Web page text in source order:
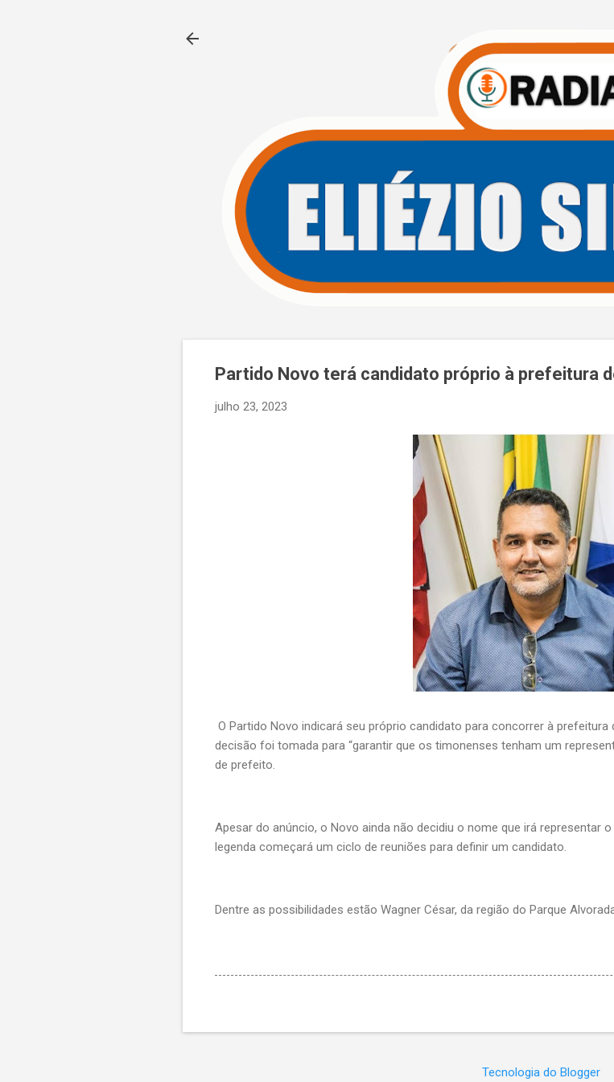
Partido Novo terá candidato próprio à prefeitura
julho 23, 2023
O Partido Novo indicará seu próprio candidato para concorrer à prefeitura
decisão foi tomada para “garantir que os timonenses tenham um
de prefeito.
Apesar do anúncio, o Novo ainda não decidiu o nome que irá representar
legenda começará um ciclo de reuniões para definir um candidato.
Dentre as possibilidades estão Wagner César, da região do Parque
Tecnologia do Blogger